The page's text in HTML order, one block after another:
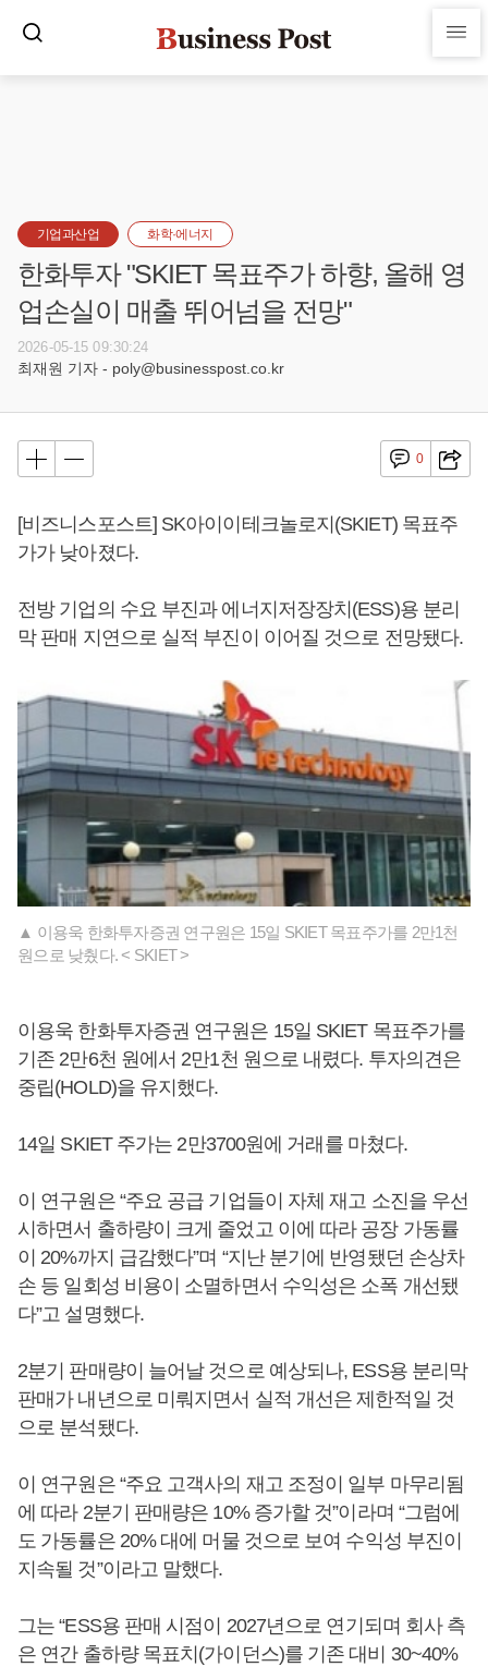
기업과산업 화학·에너지
한화투자 "SKIET 목표주가 하향, 올해 영
업손실이 매출 뛰어넘을 전망"
2026-05-15 09:30:24
최재원 기자 - poly@businesspost.co.kr
0
[비즈니스포스트] SK아이이테크놀로지(SKIET) 목표주
가가 낮아졌다.
전방 기업의 수요 부진과 에너지저장장치(ESS)용 분리
막 판매 지연으로 실적 부진이 이어질 것으로 전망됐다.
▲ 이용욱 한화투자증권 연구원은 15일 SKIET 목표주가를 2만1천
원으로 낮췄다. < SKIET >
이용욱 한화투자증권 연구원은 15일 SKIET 목표주가를
기존 2만6천 원에서 2만1천 원으로 내렸다. 투자의견은
중립(HOLD)을 유지했다.
14일 SKIET 주가는 2만3700원에 거래를 마쳤다.
이 연구원은 “주요 공급 기업들이 자체 재고 소진을 우선
시하면서 출하량이 크게 줄었고 이에 따라 공장 가동률
이 20%까지 급감했다”며 “지난 분기에 반영됐던 손상차
손 등 일회성 비용이 소멸하면서 수익성은 소폭 개선됐
다”고 설명했다.
2분기 판매량이 늘어날 것으로 예상되나, ESS용 분리막
판매가 내년으로 미뤄지면서 실적 개선은 제한적일 것
으로 분석됐다.
이 연구원은 “주요 고객사의 재고 조정이 일부 마무리됨
에 따라 2분기 판매량은 10% 증가할 것”이라며 “그럼에
도 가동률은 20% 대에 머물 것으로 보여 수익성 부진이
지속될 것”이라고 말했다.
그는 “ESS용 판매 시점이 2027년으로 연기되며 회사 측
은 연간 출하량 목표치(가이던스)를 기존 대비 30~40%